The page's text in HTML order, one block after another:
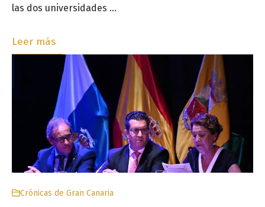
las dos universidades …
Leer más
Crónicas de Gran Canaria